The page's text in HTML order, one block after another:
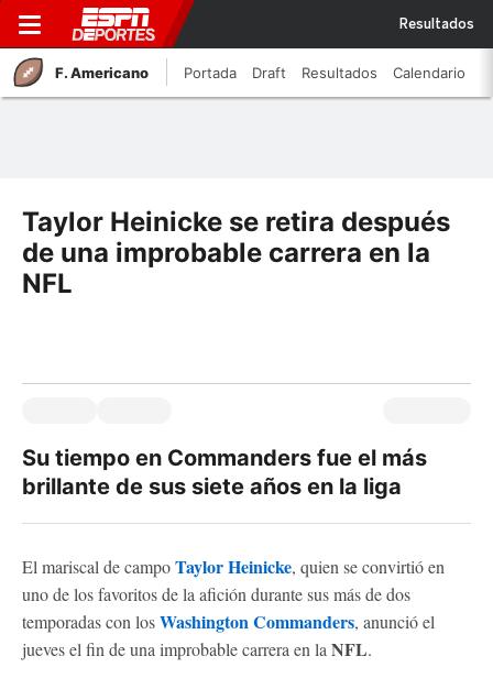
Resultados
F. Americano Portada Draft Resultados Calendario
Taylor Heinicke se retira después
de una improbable carrera en la
NFL
Su tiempo en Commanders fue el más
brillante de sus siete años en la liga
El mariscal de campoTaylor Heinicke, quien se convirtió en
uno de los favoritos de la afición durante sus más de dos
temporadas con losWashington Commanders, anunció el
jueves el fin de una improbable carrera en la NFL.